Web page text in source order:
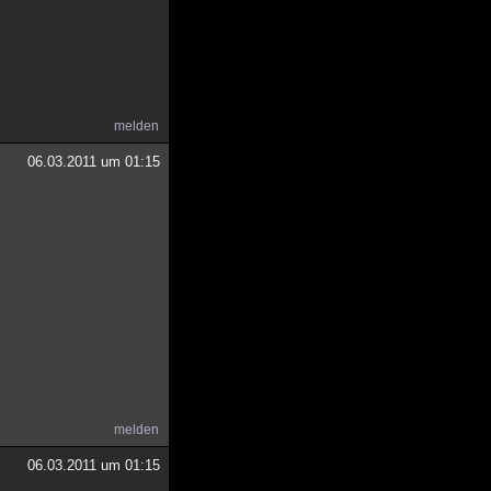
melden
06.03.2011 um 01:15
melden
06.03.2011 um 01:15